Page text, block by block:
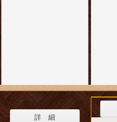
詳 細